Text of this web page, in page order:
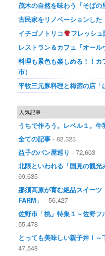
茂木の自然を味わう「そば
古民家をリノベーションした
イチゴノトリコ
フレッシ
レストラン＆カフェ「オール
料理も景色も楽しめる！！
市）
平牧三元豚料理と梅酒の店「
人気記事
うちで作ろう。レベル１。牛
全ての記事 - 82,323
益子のパン屋巡り - 72,603
北限といわれる「国見の観
69,635
那須高原が育む絶品スイー
FARM」 - 56,427
佐野市「桃」特集１～佐野フ
55,478
とっても美味しい親子丼！
47,548